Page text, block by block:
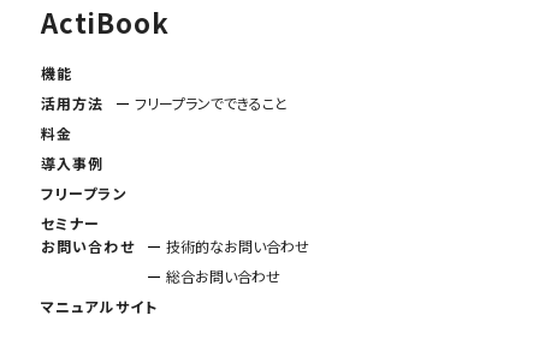
ActiBook
機能
活用方法
フリープランでできること
料金
導入事例
フリープラン
セミナー
お問い合わせ
技術的なお問い合わせ
総合お問い合わせ
マニュアルサイト